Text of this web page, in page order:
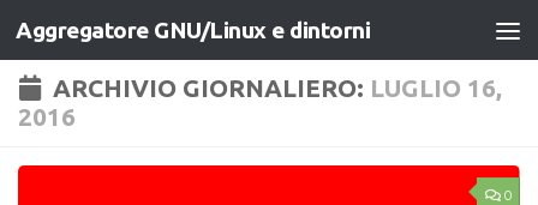
Salta al contenuto
Aggregatore GNU/Linux e dintorni
ARCHIVIO GIORNALIERO: LUGLIO 16,
2016
0